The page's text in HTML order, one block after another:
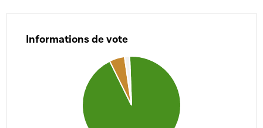
Informations de vote